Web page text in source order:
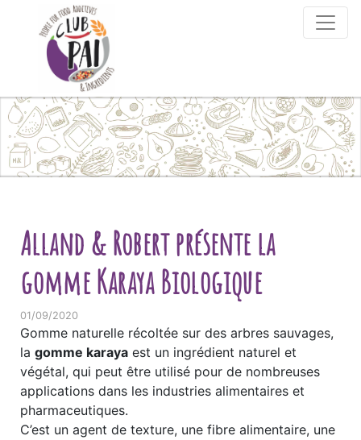
Skip to content
Alland & Robert présente la
gomme Karaya Biologique
01/09/2020
Gomme naturelle récoltée sur des arbres sauvages,
la gomme karaya est un ingrédient naturel et
végétal, qui peut être utilisé pour de nombreuses
applications dans les industries alimentaires et
pharmaceutiques.
C’est un agent de texture, une fibre alimentaire, une